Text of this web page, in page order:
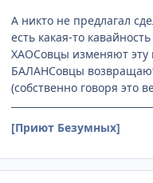
А никто не предлагал
есть какая-то
ХАОСовцы изменяют
БАЛАНСовцы
(собственно говоря это
[Приют Безумных]